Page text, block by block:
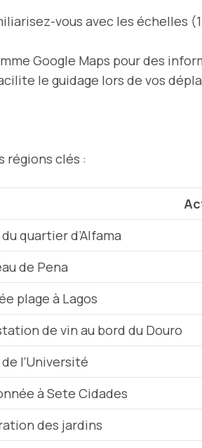
vous avec les échelles
Google Maps pour des
le guidage lors de vos
régions clés :
quartier d’Alfama
de Pena
plage à Lagos
de vin au bord du Douro
l’Université
à Sete Cidades
des jardins